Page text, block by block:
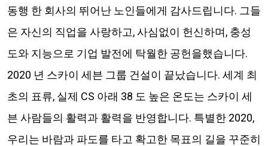
동행 한 회사의 뛰어난 노인들에게 감사드립니다. 그들
은 자신의 직업을 사랑하고, 사심없이 헌신하며, 충성
도와 지능으로 기업 발전에 탁월한 공헌을했습니다.
2020 년 스카이 세븐 그룹 건설이 끝났습니다. 세계 최
초의 표류, 실제 CS 아래 38 도 높은 온도는 스카이 세
븐 사람들의 활력과 활력을 반영합니다. 특별한 2020,
우리는 바람과 파도를 타고 확고한 목표의 길을 꾸준히